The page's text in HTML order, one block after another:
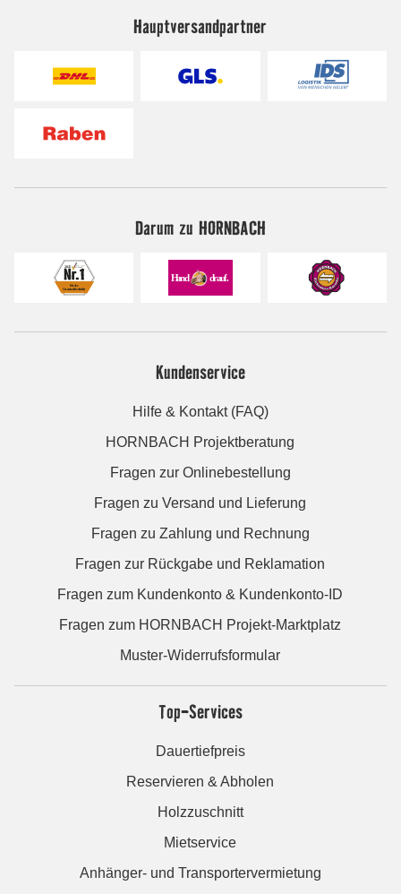
Hauptversandpartner
Darum zu HORNBACH
Kundenservice
Hilfe & Kontakt (FAQ)
HORNBACH Projektberatung
Fragen zur Onlinebestellung
Fragen zu Versand und Lieferung
Fragen zu Zahlung und Rechnung
Fragen zur Rückgabe und Reklamation
Fragen zum Kundenkonto & Kundenkonto-ID
Fragen zum HORNBACH Projekt-Marktplatz
Muster-Widerrufsformular
Top-Services
Dauertiefpreis
Reservieren & Abholen
Holzzuschnitt
Mietservice
Anhänger- und Transportervermietung